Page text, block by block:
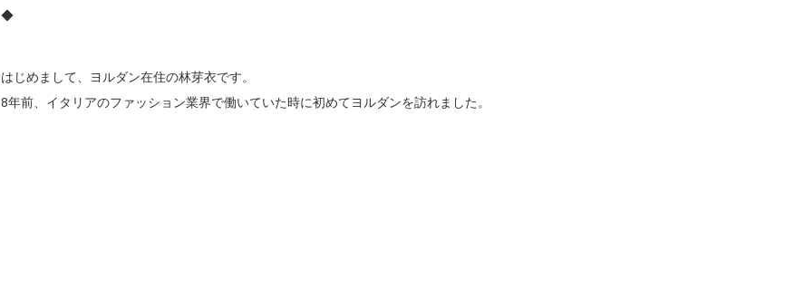
◆
はじめまして、ヨルダン在住の林芽衣です。
8年前、イタリアのファッション業界で働いていた時に初めてヨルダンを訪れました。